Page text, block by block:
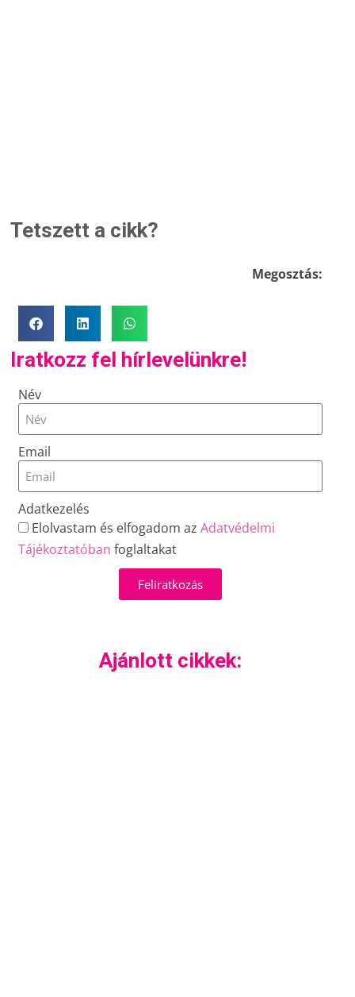
Tetszett a cikk?
Megosztás:
Iratkozz fel hírlevelünkre!
Név
Email
Adatkezelés
Elolvastam és elfogadom azAdatvédelmi
Tájékoztatóban foglaltakat
Feliratkozás
Ajánlott cikkek: